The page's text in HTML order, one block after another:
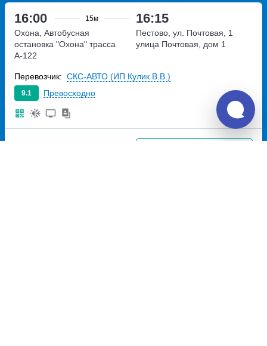
16:00 15м 16:15
Охона, Автобусная
остановка "Охона" трасса
А-122
Пестово, ул. Почтовая, 1
улица Почтовая, дом 1
9.1 Превосходно
Перевозчик: СКС-АВТО (ИП Кулик В.В.)